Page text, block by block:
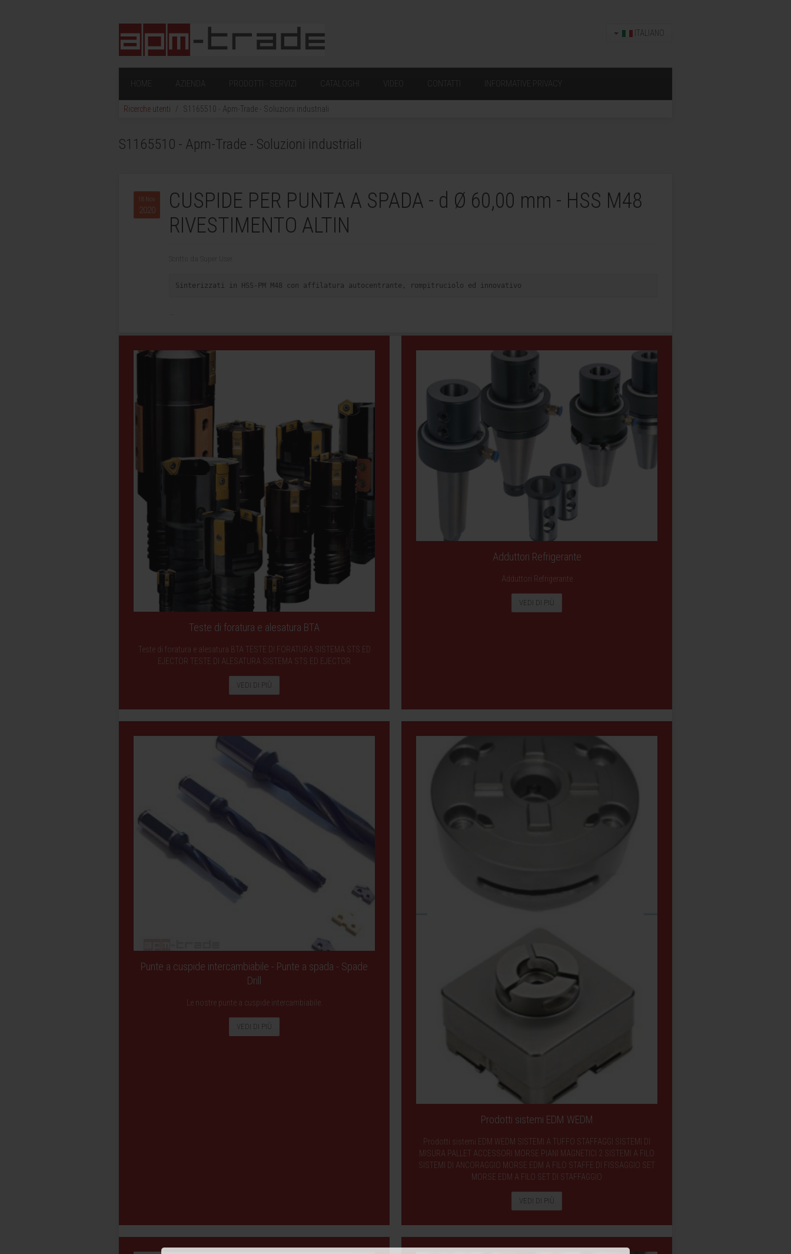
ITALIANO
HOME AZIENDA PRODOTTI - SERVIZI CATALOGHI VIDEO CONTATTI INFORMATIVE PRIVACY
Ricerche utenti S1165510 - Apm-Trade - Soluzioni industriali
S1165510 - Apm-Trade - Soluzioni industriali
18 Nov
2020
CUSPIDE PER PUNTA A SPADA - d Ø 60,00 mm - HSS M48
RIVESTIMENTO ALTIN
Sinterizzati in HSS-PM M48 con affilatura autocentrante, rompitruciolo ed innovativo
Teste di foratura e alesatura BTA
Teste di foratura e alesatura BTA TESTE DI FORATURA SISTEMA STS ED
EJECTOR TESTE DI ALESATURA SISTEMA STS ED EJECTOR
VEDI DI PIÙ
Adduttori Refrigerante
Adduttori Refrigerante
VEDI DI PIÙ
Punte a cuspide intercambiabile - Punte a spada - Spade
Drill
Le nostre punte a cuspide intercambiabile.
VEDI DI PIÙ
Prodotti sistemi EDM WEDM
Prodotti sistemi EDM WEDM SISTEMI A TUFFO STAFFAGGI SISTEMI DI
MISURA PALLET ACCESSORI MORSE PIANI MAGNETICI 2 SISTEMI A FILO
SISTEMI DI ANCORAGGIO MORSE EDM A FILO STAFFE DI FISSAGGIO SET
MORSE EDM A FILO SET DI STAFFAGGIO
VEDI DI PIÙ